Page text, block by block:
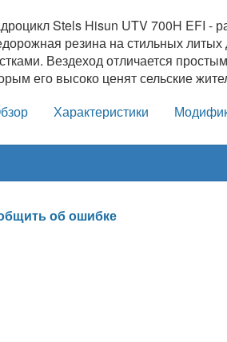
Stels Hisun UTV 700H EFI -
резина на стильных
Вездеход отличается
его высоко ценят сельские
Характеристики
об ошибке